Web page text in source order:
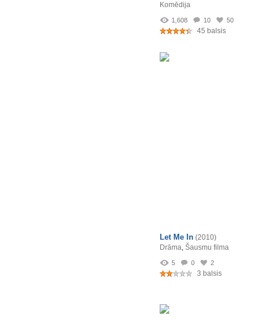
Komēdija
1,608 10 50
45 balsis
Let Me In (2010)
Drāma, Šausmu filma
5 0 2
3 balsis